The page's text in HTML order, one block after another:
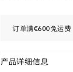
订单满€600免运费
产品详细信息